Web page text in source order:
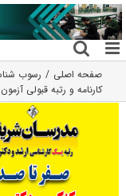
رفتن
به
محتوا
صفحه اصلی رسوب
کارنامه و رتبه قبولی